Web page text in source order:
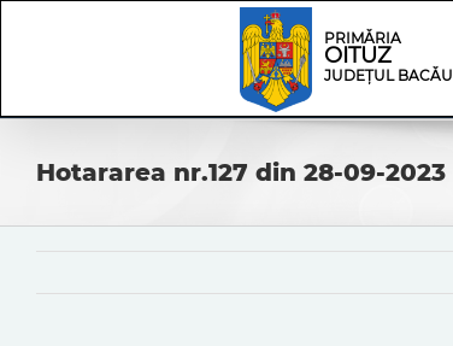
PRIMĂRIA
OITUZ
JUDEȚUL BACĂU
Hotararea nr.127 din 28-09-2023